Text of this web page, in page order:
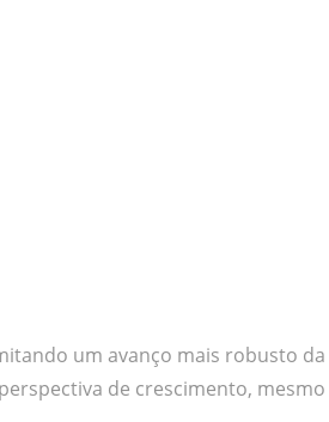
um avanço mais robusto da
de crescimento,